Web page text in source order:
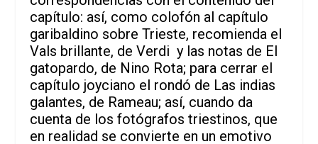
capítulo: así, como colofón al capítulo
garibaldino sobre Trieste, recomienda el
Vals brillante, de Verdi y las notas de El
gatopardo, de Nino Rota; para cerrar el
capítulo joyciano el rondó de Las indias
galantes, de Rameau; así, cuando da
cuenta de los fotógrafos triestinos, que
en realidad se convierte en un emotivo